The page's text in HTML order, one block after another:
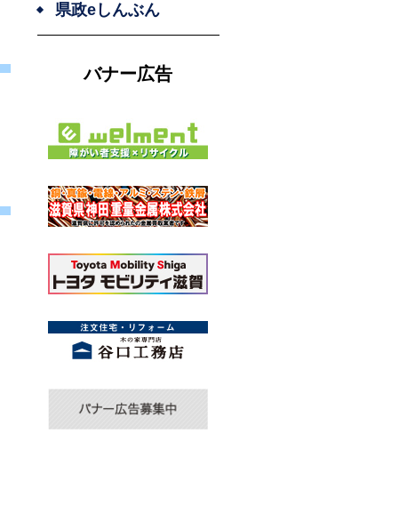
県政eしんぶん
バナー広告